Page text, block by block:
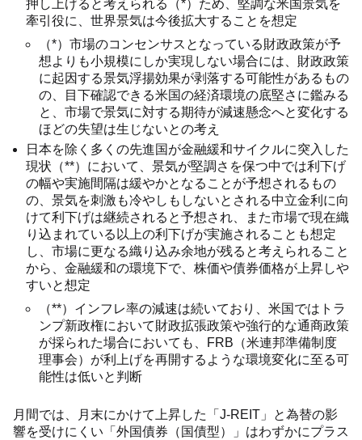
押し上げると考えられる（*）ため、堅調な米国景気を
牽引役に、世界景気は今後拡大することを想定
（*）市場のコンセンサスとなっている財政政策が予
想よりも小規模にしか実現しない場合には、財政政策
に起因する景気浮揚効果が剥落する可能性があるもの
の、目下確認できる米国の経済環境の底堅さに鑑みる
と、市場で景気に対する期待が減速懸念へと変化する
ほどの失望は生じないとの考え
日本を除く多くの先進国が金融緩和サイクルに突入した
現状（**）において、景気が堅調さを保つ中では利下げ
の幅や実施間隔は緩やかとなることが予想されるもの
の、景気を刺激も冷やしもしないとされる中立金利に向
けて利下げは継続されると予想され、また市場で現在織
り込まれている以上の利下げが実施されることも想定
し、市場に更なる織り込み余地が残ると考えられること
から、金融緩和の環境下で、株価や債券価格が上昇しや
すいと想定
（**）インフレ率の減速は続いており、米国ではトラ
ンプ新政権において財政拡張政策や強行的な通商政策
が採られた場合においても、FRB（米連邦準備制度
理事会）が利上げを再開するような環境変化に至る可
能性は低いと判断
月間では、月末にかけて上昇した「J-REIT」と為替の影
響を受けにくい「外国債券（国債型）」はわずかにプラス